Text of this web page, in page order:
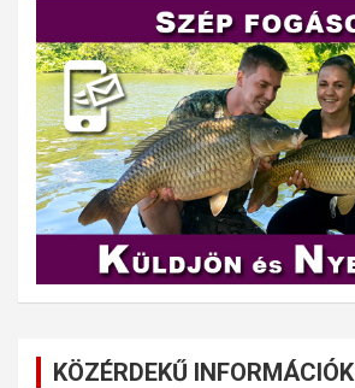
KÖZÉRDEKŰ INFORMÁCIÓK